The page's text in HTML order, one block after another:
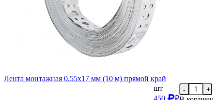
Лента монтажная 0.55х17 мм (10 м) прямой край
шт
450
₽
- +